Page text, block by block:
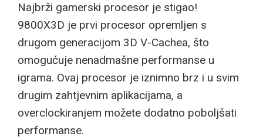
Najbrži gamerski procesor je stigao!
9800X3D je prvi procesor opremljen s
drugom generacijom 3D V-Cachea, što
omogućuje nenadmašne performanse u
igrama. Ovaj procesor je iznimno brz i u svim
drugim zahtjevnim aplikacijama, a
overclockiranjem možete dodatno poboljšati
performanse.